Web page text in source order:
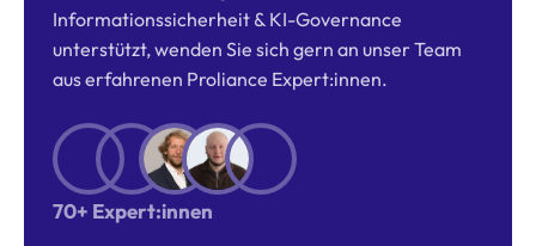
Informationssicherheit & KI-Governance
unterstützt, wenden Sie sich gern an unser Team
aus erfahrenen Proliance Expert:innen.
70+ Expert:innen